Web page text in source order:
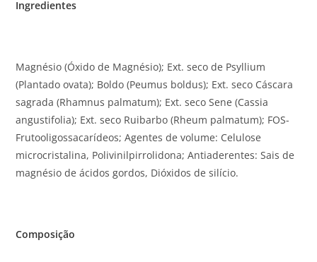
Ingredientes
Magnésio (Óxido de Magnésio); Ext. seco de Psyllium
(Plantado ovata); Boldo (Peumus boldus); Ext. seco Cáscara
sagrada (Rhamnus palmatum); Ext. seco Sene (Cassia
angustifolia); Ext. seco Ruibarbo (Rheum palmatum); FOS-
Frutooligossacarídeos; Agentes de volume: Celulose
microcristalina, Polivinilpirrolidona; Antiaderentes: Sais de
magnésio de ácidos gordos, Dióxidos de silício.
Composição